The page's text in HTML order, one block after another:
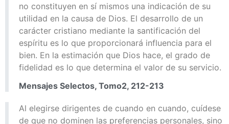
no constituyen en sí mismos una indicación de su
utilidad en la causa de Dios. El desarrollo de un
carácter cristiano mediante la santificación del
espíritu es lo que proporcionará influencia para el
bien. En la estimación que Dios hace, el grado de
fidelidad es lo que determina el valor de su servicio.
Mensajes Selectos, Tomo2, 212-213
Al elegirse dirigentes de cuando en cuando, cuídese
de que no dominen las preferencias personales, sino